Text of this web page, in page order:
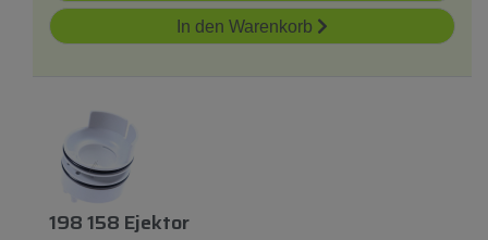
In den Warenkorb
198 158 Ejektor